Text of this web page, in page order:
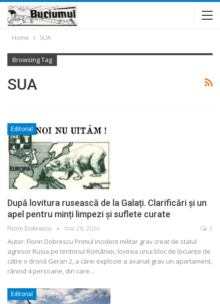
Home SUA
Browsing Tag
SUA
Editorial
După lovitura rusească de la Galați. Clarificări și un
apel pentru minți limpezi și suflete curate
Florin Dobrescu mai 29, 2026 3
Autor: Florin Dobrescu Primul incident militar grav creat de statul
agresor Rusia pe teritoriul României, lovirea unui bloc de locuințe de
către o dronă Geran 2, a cărei explozie a avariat grav un apartament,
rănind 4 persoane, din care…
Editorial